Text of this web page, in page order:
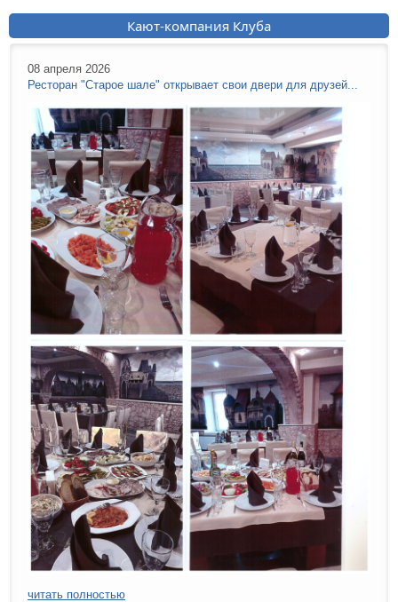
Кают-компания Клуба
08 апреля 2026
Ресторан "Старое шале" открывает свои двери для друзей...
читать полностью